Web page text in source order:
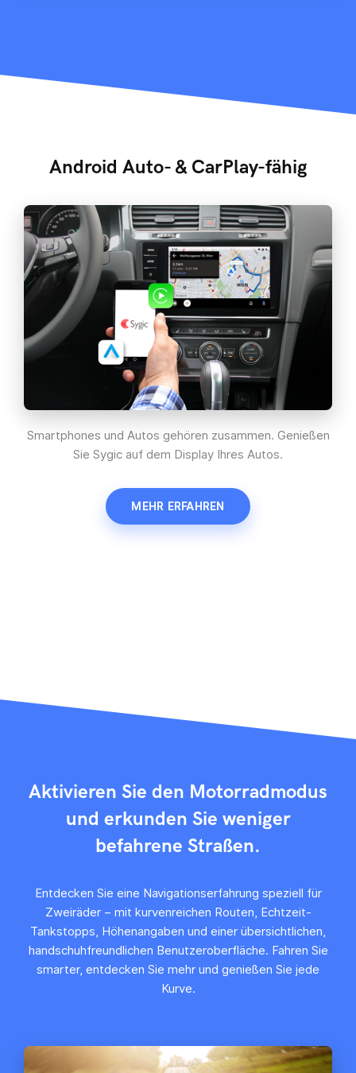
Android Auto- & CarPlay-fähig
Smartphones und Autos gehören zusammen. Genießen
Sie Sygic auf dem Display Ihres Autos.
MEHR ERFAHREN
Aktivieren Sie den Motorradmodus
und erkunden Sie weniger
befahrene Straßen.
Entdecken Sie eine Navigationserfahrung speziell für
Zweiräder – mit kurvenreichen Routen, Echtzeit-
Tankstopps, Höhenangaben und einer übersichtlichen,
handschuhfreundlichen Benutzeroberfläche. Fahren Sie
smarter, entdecken Sie mehr und genießen Sie jede
Kurve.